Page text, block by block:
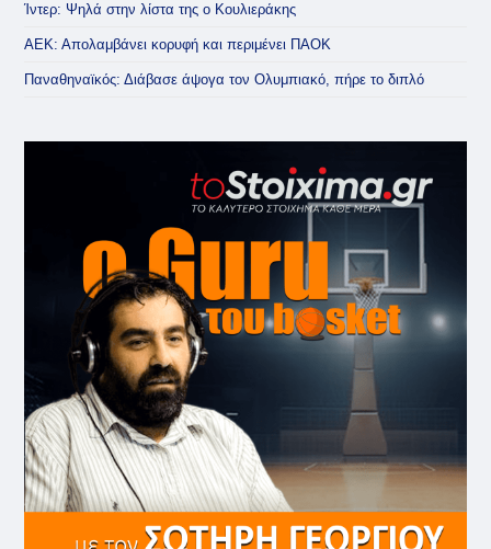
Ίντερ: Ψηλά στην λίστα της ο Κουλιεράκης
ΑΕΚ: Απολαμβάνει κορυφή και περιμένει ΠΑΟΚ
Παναθηναϊκός: Διάβασε άψογα τον Ολυμπιακό, πήρε το διπλό